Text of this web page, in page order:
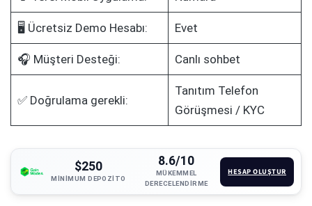
🖥️ Ücretsiz Demo Hesabı: Evet
🎧 Müşteri Desteği: Canlı sohbet
✅ Doğrulama gerekli:
Tanıtım Telefon
Görüşmesi / KYC
$250
MINIMUM DEPOZITO
8.6/10
MÜKEMMEL
DERECELENDIRME
HESAP OLUŞTUR